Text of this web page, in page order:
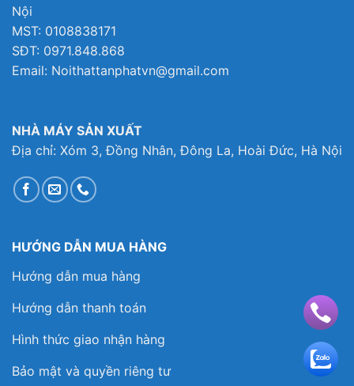
Nội
MST: 0108838171
SĐT: 0971.848.868
Email: Noithattanphatvn@gmail.com
NHÀ MÁY SẢN XUẤT
Địa chỉ: Xóm 3, Đồng Nhân, Đông La, Hoài Đức, Hà Nội
HƯỚNG DẪN MUA HÀNG
Hướng dẫn mua hàng
Hướng dẫn thanh toán
Hình thức giao nhận hàng
Bảo mật và quyền riêng tư